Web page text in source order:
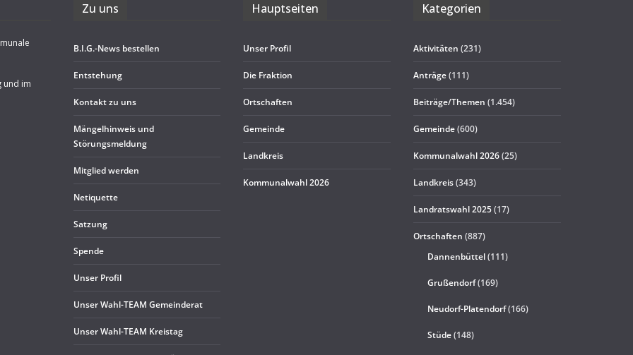
und im
Zu uns
B.I.G.-News bestel­len
Ent­ste­hung
Kon­takt zu uns
Män­gel­hin­weis und
Störungsmeldung
Mit­glied werden
Neti­quette
Sat­zung
Spende
Unser Pro­fil
Unser Wahl-TEAM Gemeinderat
Unser Wahl-TEAM Kreistag
Haupt­sei­ten
Unser Pro­fil
Die Frak­tion
Ort­schaf­ten
Gemeinde
Land­kreis
Kom­mu­nal­wahl 2026
Kate­go­rien
Aktivitäten (231)
Anträge(111)
Beiträge/Themen (1.454)
Gemeinde(600)
Kommunalwahl 2026(25)
Landkreis(343)
Landratswahl 2025(17)
Ortschaften (887)
Dannenbüttel(111)
Grußendorf(169)
Neudorf-Platendorf(166)
Stüde(148)